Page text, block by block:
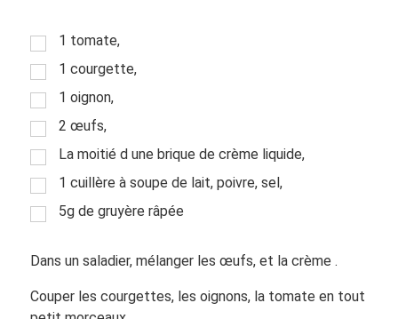
1 tomate,
1 courgette,
1 oignon,
2 œufs,
La moitié d une brique de crème liquide,
1 cuillère à soupe de lait, poivre, sel,
5g de gruyère râpée
Dans un saladier, mélanger les œufs, et la crème .
Couper les courgettes, les oignons, la tomate en tout